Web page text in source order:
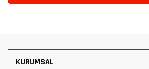
KURUMSAL